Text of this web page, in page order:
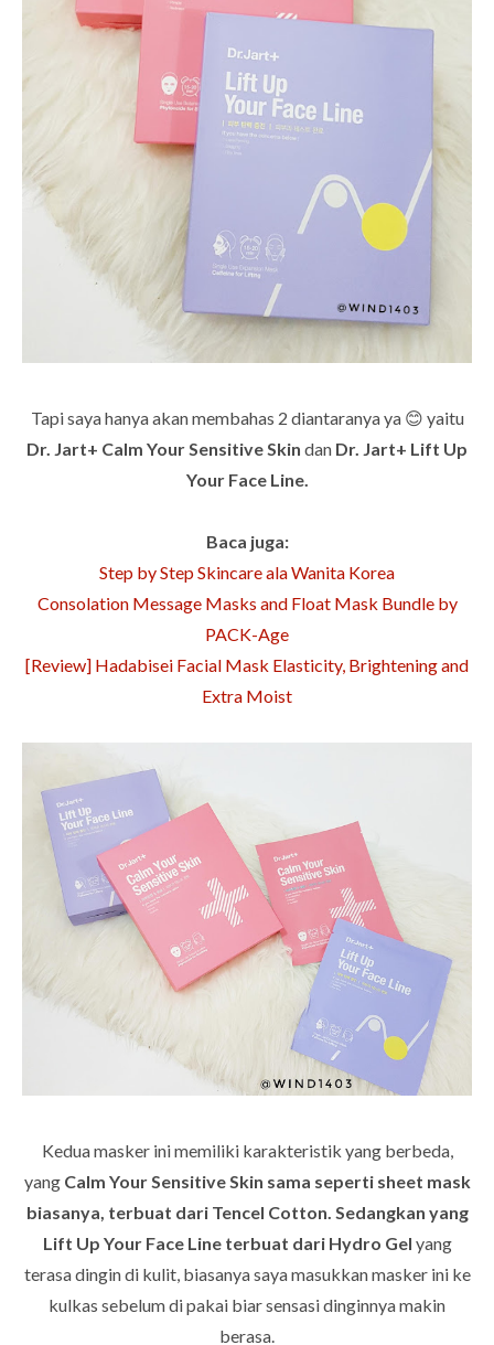
Tapi saya hanya akan membahas 2 diantaranya ya 😊 yaitu
Dr. Jart+ Calm Your Sensitive Skin dan Dr. Jart+ Lift Up
Your Face Line.
Baca juga:
Step by Step Skincare ala Wanita Korea
Consolation Message Masks and Float Mask Bundle by
PACK-Age
[Review] Hadabisei Facial Mask Elasticity, Brightening and
Extra Moist
Kedua masker ini memiliki karakteristik yang berbeda,
yang Calm Your Sensitive Skin sama seperti sheet mask
biasanya, terbuat dari Tencel Cotton. Sedangkan yang
Lift Up Your Face Line terbuat dari Hydro Gel yang
terasa dingin di kulit, biasanya saya masukkan masker ini ke
kulkas sebelum di pakai biar sensasi dinginnya makin
berasa.